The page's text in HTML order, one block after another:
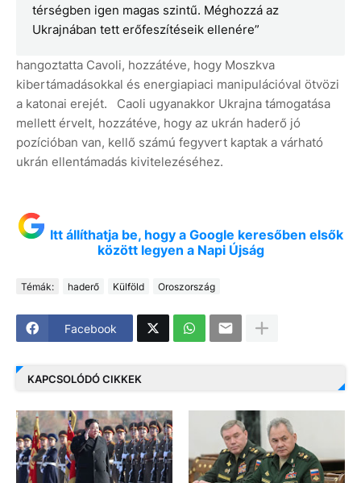
térségben igen magas szintű. Méghozzá az
Ukrajnában tett erőfeszítéseik ellenére”
hangoztatta Cavoli, hozzátéve, hogy Moszkva
kibertámadásokkal és energiapiaci manipulációval ötvözi
a katonai erejét. Caoli ugyanakkor Ukrajna támogatása
mellett érvelt, hozzátéve, hogy az ukrán haderő jó
pozícióban van, kellő számú fegyvert kaptak a várható
ukrán ellentámadás kivitelezéséhez.
Itt állíthatja be, hogy a Google keresőben elsők
között legyen a Napi Újság
Témák: haderő Külföld Oroszország
Facebook
KAPCSOLÓDÓ CIKKEK